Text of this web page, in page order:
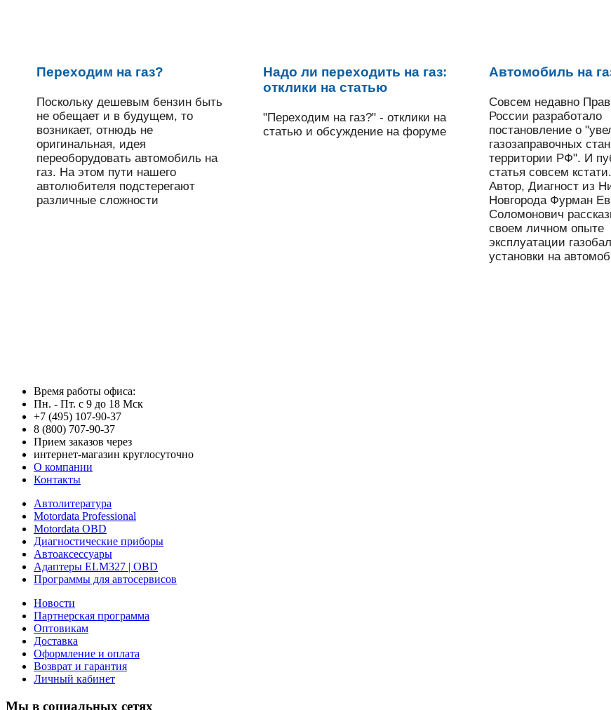
Переходим на газ?
Поскольку дешевым бензин быть
не обещает и в будущем, то
возникает, отнюдь не
оригинальная, идея
переоборудовать автомобиль на
газ. На этом пути нашего
автолюбителя подстерегают
различные сложности
Надо ли переходить на газ:
отклики на статью
"Переходим на газ?" - отклики на
статью и обсуждение на форуме
Автомобиль на
Совсем недавно
России разработало
постановление о
газозаправочных
территории РФ". И
статья совсем
Автор, Диагност из
Новгорода Фурман
Соломонович
своем личном опыте
эксплуатации
установки на
Время работы офиса:
Пн. - Пт. с 9 до 18 Мск
+7 (495) 107-90-37
8 (800) 707-90-37
Прием заказов через
интернет-магазин круглосуточно
О компании
Контакты
Автолитература
Motordata Professional
Motordata OBD
Диагностические приборы
Автоаксессуары
Адаптеры ELM327 | OBD
Программы для автосервисов
Новости
Партнерская программа
Оптовикам
Доставка
Оформление и оплата
Возврат и гарантия
Личный кабинет
Мы в социальных сетях